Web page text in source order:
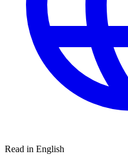
Read in English